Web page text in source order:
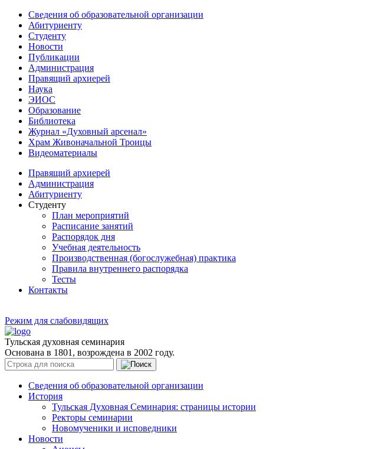
Сведения об образовательной организации
Абитуриенту
Студенту
Новости
Публикации
Администрация
Правящий архиерей
Наука
ЭИОС
Образование
Библиотека
Журнал «Духовный арсенал»
Храм Живоначальной Троицы
Видеоматериалы
Правящий архиерей
Администрация
Абитуриенту
Студенту
План мероприятий
Расписание занятий
Распорядок дня
Учебная деятельность
Производственная (богослужебная) практика
Правила внутреннего распорядка
Тесты
Контакты
Режим для слабовидящих
Тульская духовная семинария
Основана в 1801, возрождена в 2002 году.
Сведения об образовательной организации
История
Тульская Духовная Семинария: страницы истории
Ректоры семинарии
Новомученики и исповедники
Новости